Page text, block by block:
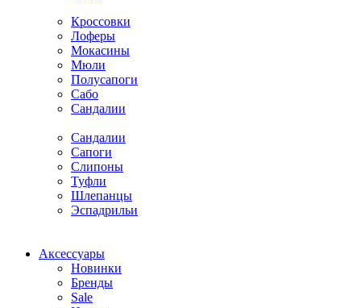
Кроссовки
Лоферы
Мокасины
Мюли
Полусапоги
Сабо
Сандалии
Сандалии
Сапоги
Слипоны
Туфли
Шлепанцы
Эспадрильи
Аксессуары
Новинки
Бренды
Sale